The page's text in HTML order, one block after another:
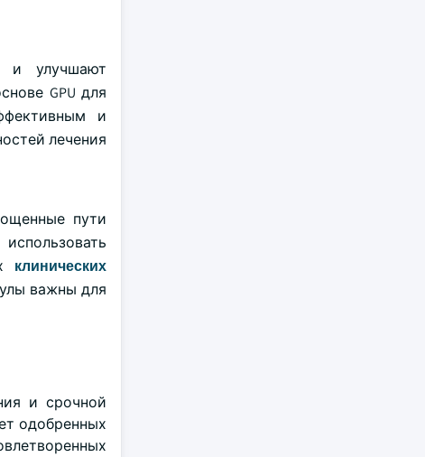
и улучшают
GPU для
и
лечения
пути
клинических
важны для
и срочной
одобренных